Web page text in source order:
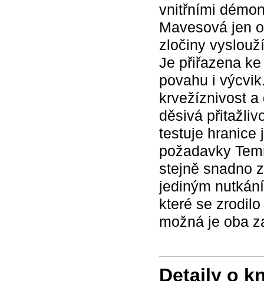
vnitřními
Mavesová jen
zločiny
Je přiřazena
povahu i
krvežíznivost a
děsivá
testuje hranice
požadavky
stejně snadno
jediným
které se
možná je oba
Detaily o